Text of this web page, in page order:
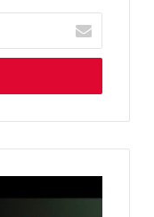
بريدك
الإلكتروني